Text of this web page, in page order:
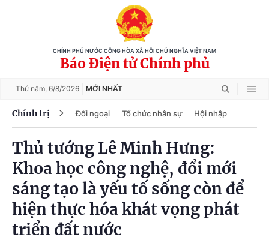
CHÍNH PHỦ NƯỚC CỘNG HÒA XÃ HỘI CHỦ NGHĨA VIỆT NAM
Báo Điện tử Chính phủ
Thứ năm, 6/8/2026 MỚI NHẤT
Chính trị Đối ngoại Tổ chức nhân sự Hội nhập
Thủ tướng Lê Minh Hưng:
Khoa học công nghệ, đổi mới
sáng tạo là yếu tố sống còn để
hiện thực hóa khát vọng phát
triển đất nước